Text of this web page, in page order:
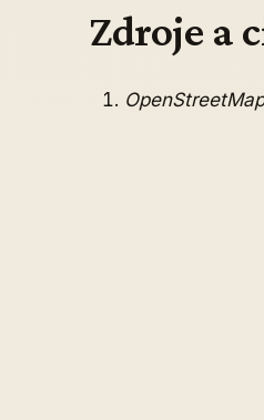
Zdroje a
OpenStreetMap